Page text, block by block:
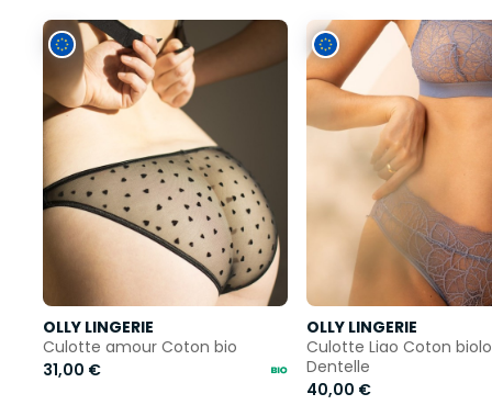
OLLY LINGERIE
Culotte amour Coton bio
31,00 €
OLLY LINGERIE
Culotte Liao Coton
Dentelle
40,00 €